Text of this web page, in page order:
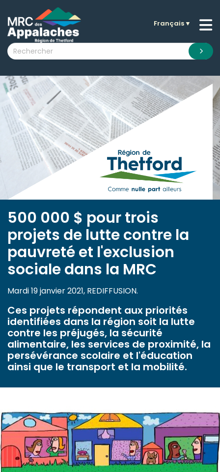
submenu (La MRC )
submenu (Citoyens )
submenu (Visiteurs )
submenu (Nouvelles )
submenu (Documentation )
Français▼
500 000 $ pour trois
projets de lutte contre la
pauvreté et l'exclusion
sociale dans la MRC
Mardi 19 janvier 2021, REDIFFUSION.
Ces projets répondent aux priorités
identifiées dans la région soit la lutte
contre les préjugés, la sécurité
alimentaire, les services de proximité, la
persévérance scolaire et l'éducation
ainsi que le transport et la mobilité.